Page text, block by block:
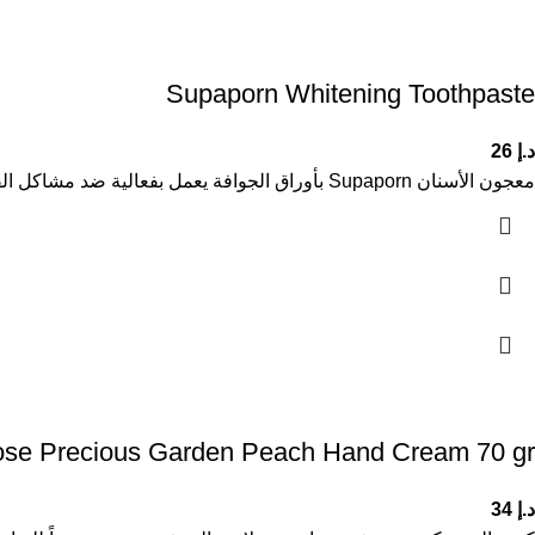
Supaporn Whitening Toothpaste
د.إ
معجون الأسنان Supaporn بأوراق الجوافة يعمل بفعالية ضد مشاكل الفم والأسنان اليومية. أوراق الجوافة غنية بالخصائص المضادة للبكتيريا والمضادة للالتهابات،
Precious Garden Peach Hand Cream 70 gr
د.إ